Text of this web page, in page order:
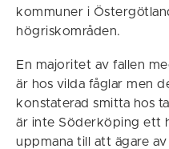
kommuner i
högriskområden.
En majoritet av fallen
är hos vilda fåglar men
konstaterad smitta hos
är inte Söderköping ett
uppmana till att ägare